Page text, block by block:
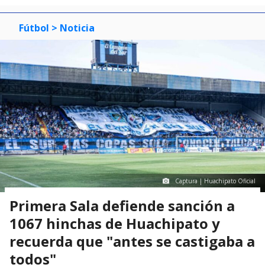
Fútbol > Noticia
Captura | Huachipato Oficial
Primera Sala defiende sanción a
1067 hinchas de Huachipato y
recuerda que "antes se castigaba a
todos"